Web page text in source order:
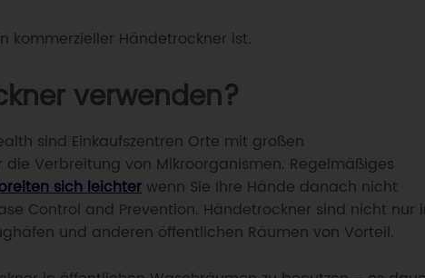
kommerzieller Händetrockner ist.
verwenden?
sind Einkaufszentren Orte mit großen
Verbreitung von Mikroorganismen. Regelmäßiges
sich leichter wenn Sie Ihre Hände danach nicht
Control and Prevention. Händetrockner sind nicht nur
und anderen öffentlichen Räumen von Vorteil.
in öffentlichen Waschräumen zu benutzen – es